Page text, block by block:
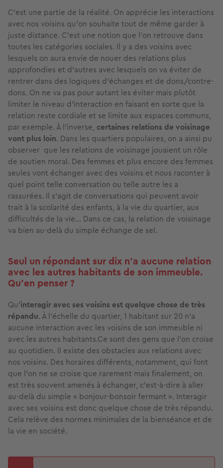
C’est une partie de la réalité. On apprécie les interactions
avec nos voisins qu’on souhaite tout de même garder à
juste distance. C’est une notion que l’on retrouve dans
toutes les catégories sociales. Il y a des voisins avec
lesquels on aura envie de nouer des relations plus
approfondies et d’autres avec lesquels on va éviter de
rentrer dans des logiques d’échanges et de dons/contre-
dons. On ne va pas pour autant les éviter mais plutôt
limiter le niveau d'interaction en faisant en sorte que la
relation reste cordiale et se limite aux espaces communs,
par exemple. À l’inverse, certaines relations de voisinage
vont plus loin. Dans les quartiers populaires, on a ainsi pu
observer que les relations de voisinage jouaient un rôle
de soutien moral. Des femmes et plus encore des femmes
seules vont échanger avec des voisins et nous raconter à
quel point telle conversation ou telle autre les a
rassurées. Il s’agit de conversations qui peuvent avoir
trait à la scolarité des enfants, à la vie du quartier, aux
difficultés de la vie… Dans ce cas, la relation de voisinage
va bien au-delà du simple échange de sel.
Seul un répondant sur dix n'a aucune relation
avec les autres habitants de son immeuble.
Qu’en penser ?
Qu'interagir avec ses voisins est quelque chose de très
répandu. À l'échelle du quartier, 1 habitant sur 20 n’a
aucune interaction avec les voisins de son immeuble ni
avec les autres habitants.Ce sont des gens que l’on croise
au quotidien. Il existe des obstacles aux relations avec
nos voisins. Des horaires différents, notamment, qui font
que l’on ne se croise que rarement mais finalement, on
est très souvent amenés à échanger, c’est-à-dire à aller
au-delà du simple « bonjour-bonsoir fermant ». Interagir
avec ses voisins est donc quelque chose de très répandu.
Cela relève des normes minimales de la bienséance et de
la vie en société.